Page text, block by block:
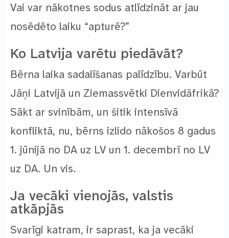
Vai var nākotnes sodus atlīdzināt ar jau
nosēdēto laiku “apturē?”
Ko Latvija varētu piedāvāt?
Bērna laika sadalīšanas palīdzību. Varbūt
Jāņi Latvijā un Ziemassvētki Dienvidāfrikā?
Sākt ar svinībām, un šitik intensīvā
konfliktā, nu, bērns izlido nākošos 8 gadus
1. jūnijā no DA uz LV un 1. decembrī no LV
uz DA. Un vis.
Ja vecāki vienojās, valstis
atkāpjās
Svarīgi katram, ir saprast, ka ja vecāki